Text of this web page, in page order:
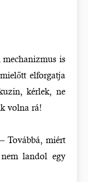
is
elforgatja
kérlek, ne
volna rá!
Továbbá, miért
landol egy